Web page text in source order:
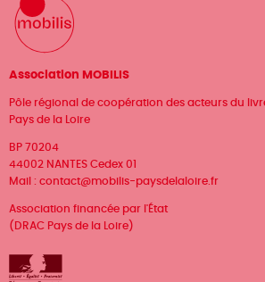
Association MOBILIS
Pôle régional de coopération des acteurs du
Pays de la Loire
BP 70204
44002 NANTES Cedex 01
Mail : contact@mobilis-paysdelaloire.fr
Association financée par l'État
(DRAC Pays de la Loire)